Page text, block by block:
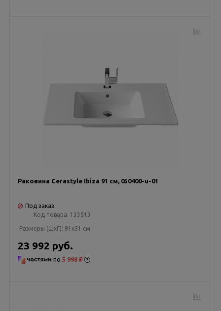
Раковина Cerastyle Ibiza 91 см, 050400-u-01
Под заказ
Код товара: 133513
Размеры (ШxГ): 91x51 см
23 992 руб.
по 5 998 ₽